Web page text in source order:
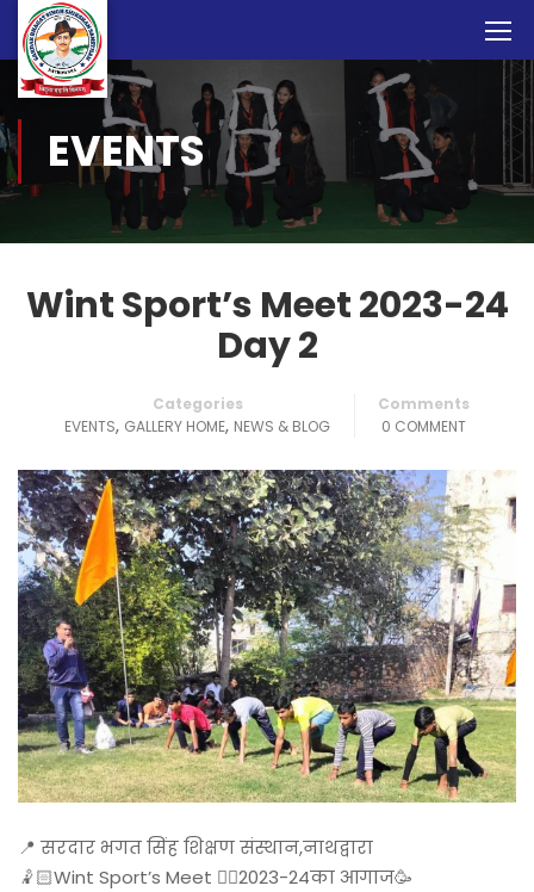
EVENTS
Wint Sport’s Meet 2023-24
Day 2
Categories
EVENTS, GALLERY HOME, NEWS & BLOG
Comments
0 COMMENT
📍 सरदार भगत सिंह शिक्षण संस्थान,नाथद्वारा
🤾🏻Wint Sport’s Meet ⛹🏻2023-24का आगाज🥳